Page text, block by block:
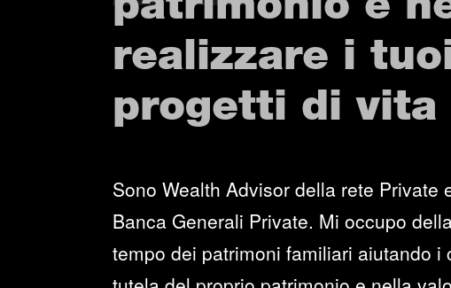
realizzare i
progetti di vita
Sono Wealth Advisor della rete Private
Banca Generali Private. Mi occupo
tempo dei patrimoni familiari aiutando i